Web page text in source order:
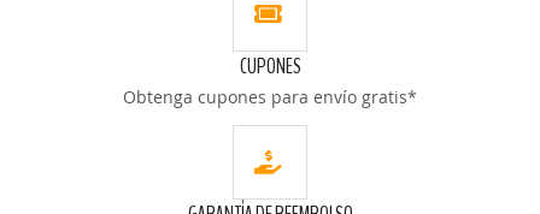
CUPONES
Obtenga cupones para envío gratis*